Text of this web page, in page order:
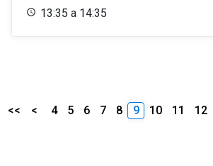
13:35 a 14:35
<< < 4 5 6 7 8 9 10 11 12